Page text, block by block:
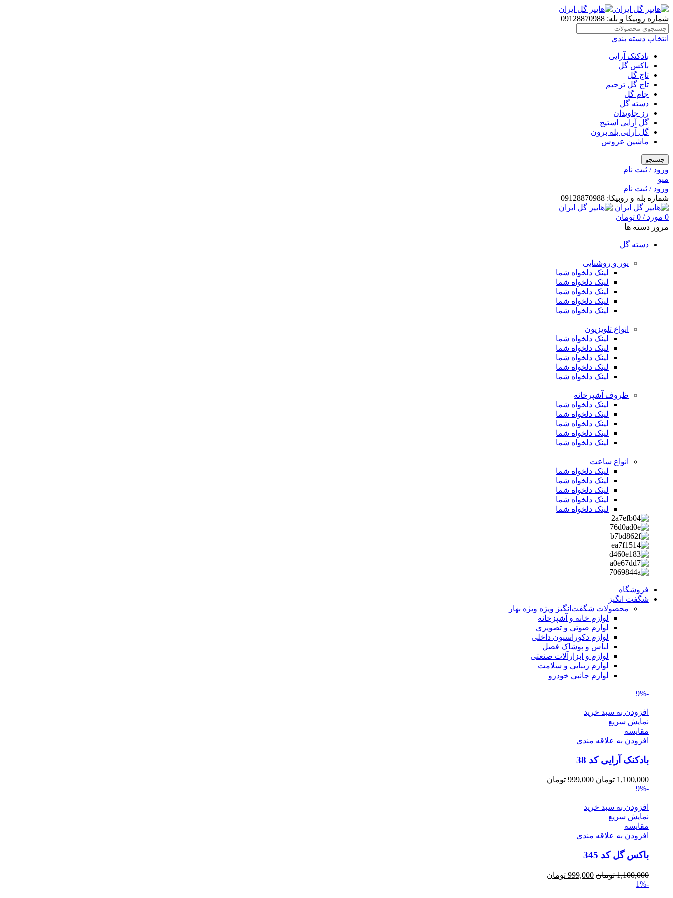
شماره روبیکا و بله: 09128870988
انتخاب دسته بندی
بادکنک آرایی
باکس گل
تاج گل
تاج گل ترحیم
جام گل
دسته گل
رز جاویدان
گل آرایی استیج
گل آرایی بله برون
ماشین عروس
جستجو
ورود / ثبت نام
منو
ورود / ثبت نام
شماره بله و روبیکا: 09128870988
0 مورد /
0 تومان
مرور دسته ها
دسته گل
نور و روشنایی
لینک دلخواه شما
لینک دلخواه شما
لینک دلخواه شما
لینک دلخواه شما
لینک دلخواه شما
انواع تلویزیون
لینک دلخواه شما
لینک دلخواه شما
لینک دلخواه شما
لینک دلخواه شما
لینک دلخواه شما
ظروف آشپرخانه
لینک دلخواه شما
لینک دلخواه شما
لینک دلخواه شما
لینک دلخواه شما
لینک دلخواه شما
انواع ساعت
لینک دلخواه شما
لینک دلخواه شما
لینک دلخواه شما
لینک دلخواه شما
لینک دلخواه شما
فروشگاه
شگفت انگیز
محصولات شگفت‌انگیز ویژه ویژه بهار
لوازم خانه و آشپزخانه
لوازم صوتی و تصویری
لوازم دکوراسیون داخلی
لباس و پوشاک فصل
لوازم و ابزارآلات صنعتی
لوازم زیبایی و سلامت
لوازم جانبی خودرو
-9%
افزودن به سبد خرید
نمایش سریع
مقايسه
افزودن به علاقه مندی
بادکنک آرایی کد 38
1,100,000 تومان Original
1,100,000 تومان.
999,000 تومان
-9%
افزودن به سبد خرید
نمایش سریع
مقايسه
افزودن به علاقه مندی
باکس گل کد 345
1,100,000 تومان Original
999,000 تومان
-1%